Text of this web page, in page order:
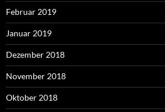
Februar 2019
Januar 2019
Dezember 2018
November 2018
Oktober 2018